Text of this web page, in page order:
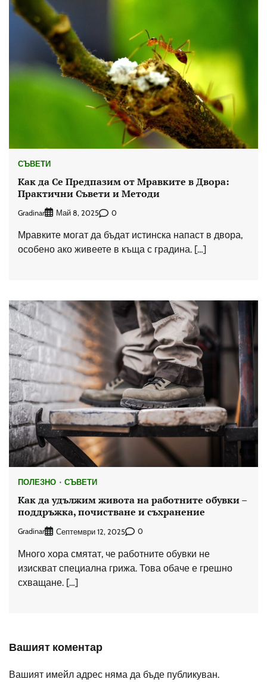
СЪВЕТИ
Как да Се Предпазим от Мравките в Двора:
Практични Съвети и Методи
Gradinar Май 8, 2025 0
Мравките могат да бъдат истинска напаст в двора,
особено ако живеете в къща с градина. […]
ПОЛЕЗНО СЪВЕТИ
Как да удължим живота на работните обувки –
поддръжка, почистване и съхранение
Gradinar Септември 12, 2025 0
Много хора смятат, че работните обувки не
изискват специална грижа. Това обаче е грешно
схващане. […]
Вашият коментар
Вашият имейл адрес няма да бъде публикуван.